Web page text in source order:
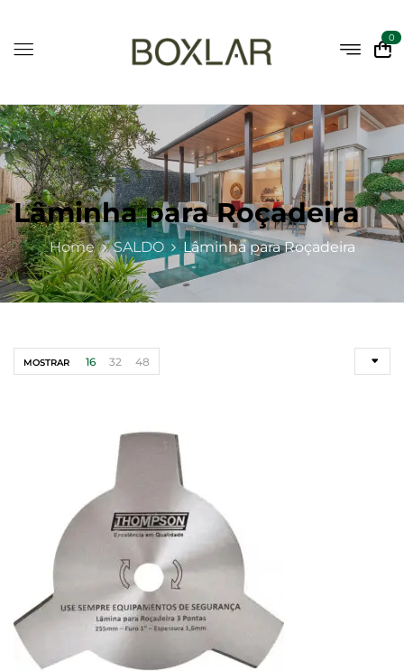
0
Lâminha para Roçadeira
Home SALDO Lâminha para Roçadeira
MOSTRAR 16 32 48